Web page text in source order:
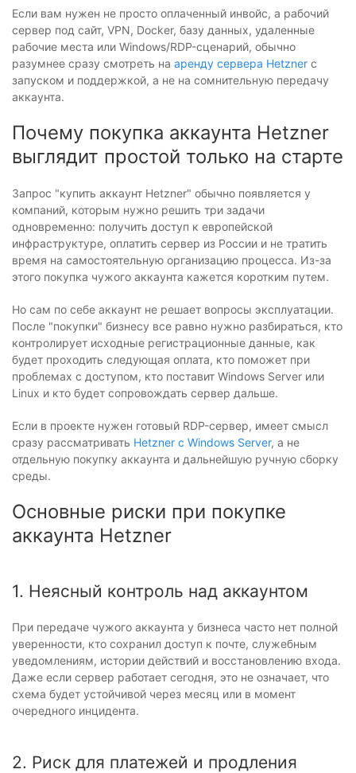
Если вам нужен не просто оплаченный инвойс, а рабочий
сервер под сайт, VPN, Docker, базу данных, удаленные
рабочие места или Windows/RDP-сценарий, обычно
разумнее сразу смотреть на аренду сервера Hetzner с
запуском и поддержкой, а не на сомнительную передачу
аккаунта.
Почему покупка аккаунта Hetzner
выглядит простой только на старте
Запрос "купить аккаунт Hetzner" обычно появляется у
компаний, которым нужно решить три задачи
одновременно: получить доступ к европейской
инфраструктуре, оплатить сервер из России и не тратить
время на самостоятельную организацию процесса. Из-за
этого покупка чужого аккаунта кажется коротким путем.
Но сам по себе аккаунт не решает вопросы эксплуатации.
После "покупки" бизнесу все равно нужно разбираться, кто
контролирует исходные регистрационные данные, как
будет проходить следующая оплата, кто поможет при
проблемах с доступом, кто поставит Windows Server или
Linux и кто будет сопровождать сервер дальше.
Если в проекте нужен готовый RDP-сервер, имеет смысл
сразу рассматривать Hetzner с Windows Server, а не
отдельную покупку аккаунта и дальнейшую ручную сборку
среды.
Основные риски при покупке
аккаунта Hetzner
1. Неясный контроль над аккаунтом
При передаче чужого аккаунта у бизнеса часто нет полной
уверенности, кто сохранил доступ к почте, служебным
уведомлениям, истории действий и восстановлению входа.
Даже если сервер работает сегодня, это не означает, что
схема будет устойчивой через месяц или в момент
очередного инцидента.
2. Риск для платежей и продления